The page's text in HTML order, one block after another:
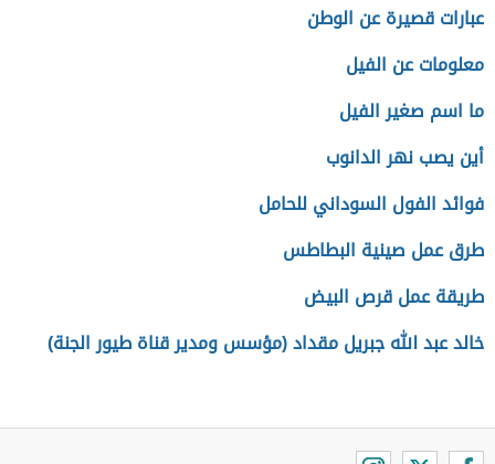
عبارات قصيرة عن الوطن
معلومات عن الفيل
ما اسم صغير الفيل
أين يصب نهر الدانوب
فوائد الفول السوداني للحامل
طرق عمل صينية البطاطس
طريقة عمل قرص البيض
خالد عبد الله جبريل مقداد (مؤسس ومدير قناة طيور الجنة)